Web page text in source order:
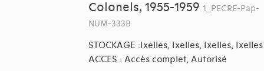
Colonels, 1955-1959 1_PECRE-Pap-
NUM-333B
STOCKAGE :Ixelles, Ixelles, Ixelles, Ixelles
ACCES : Accès complet, Autorisé